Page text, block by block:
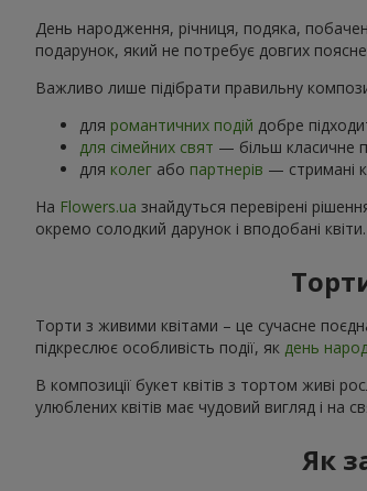
День народження, річниця, подяка,
подарунок, який не потребує довгих
Важливо лише підібрати правильну
для романтичних подій добре
для сімейних свят — більш класичне
для колег або партнерів — стримані
На Flowers.ua знайдуться перевірені
окремо солодкий дарунок і вподобані
Торти з живими квітами – це сучасне
підкреслює особливість події, як день
В композиції букет квітів з тортом живі
улюблених квітів має чудовий вигляд і на
Як